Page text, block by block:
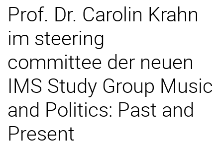
Prof. Dr. Carolin Krahn
im steering
committee der neuen
IMS Study Group Music
and Politics: Past and
Present